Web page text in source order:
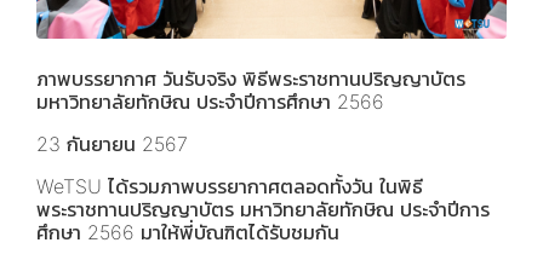
ภาพบรรยากาศ วันรับจริง พิธีพระราชทานปริญญาบัตร
มหาวิทยาลัยทักษิณ ประจำปีการศึกษา 2566
23 กันยายน 2567
WeTSU ได้รวมภาพบรรยากาศตลอดทั้งวัน ในพิธี
พระราชทานปริญญาบัตร มหาวิทยาลัยทักษิณ ประจำปีการ
ศึกษา 2566 มาให้พี่บัณฑิตได้รับชมกัน